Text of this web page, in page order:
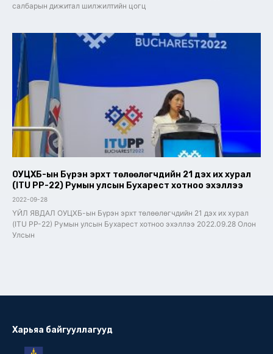
салбарын дижитал шилжилтийн цогц
ОУЦХБ-ын Бүрэн эрхт төлөөлөгчдийн 21 дэх их хурал
(ITU PP-22) Румын улсын Бухарест хотноо эхэллээ
2022-09-28
ҮЙЛ ЯВДАЛ ОУЦХБ-ын Бүрэн эрхт төлөөлөгчдийн 21 дэх их хурал
(ITU PP-22) Румын улсын Бухарест хотноо эхэллээ 2022.09.28 Олон
Улсын
Харьяа байгууллагууд